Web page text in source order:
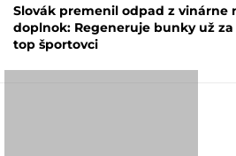
Slovák premenil odpad z vinárne
doplnok: Regeneruje bunky už
top športovci